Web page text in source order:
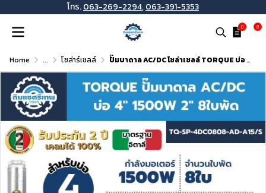
โทร.063-269-2294,063-391-5353
0 0
Home ... โซล่าร์เซลล์ ปั๊มบาดาล AC/DC โซล่าเซลล์ TORQUE บ่อ 4 นิ้ว 1500W ท่อ 2 นิ้ว 8 ใบพัด รุ่น TQ-SP-4DC0808-AD-A15/S